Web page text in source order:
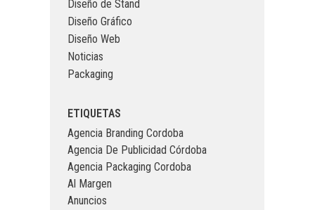
Diseño de Stand
Diseño Gráfico
Diseño Web
Noticias
Packaging
ETIQUETAS
Agencia Branding Cordoba
Agencia De Publicidad Córdoba
Agencia Packaging Cordoba
Al Margen
Anuncios